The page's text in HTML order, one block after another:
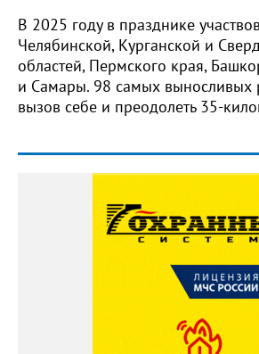
В 2025 году в празднике
Челябинской, Курганской и
областей, Пермского края,
и Самары. 98 самых выносливых
вызов себе и преодолеть 35-